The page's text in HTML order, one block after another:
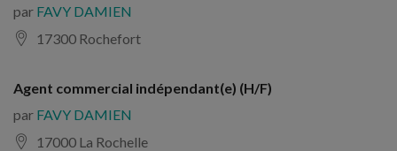
par FAVY DAMIEN
17300 Rochefort
Agent commercial indépendant(e) (H/F)
par FAVY DAMIEN
17000 La Rochelle